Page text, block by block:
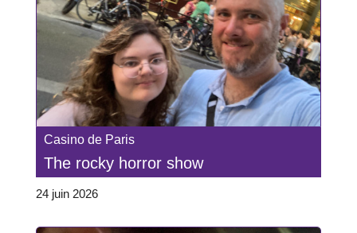
Casino de Paris
The rocky horror show
24 juin 2026